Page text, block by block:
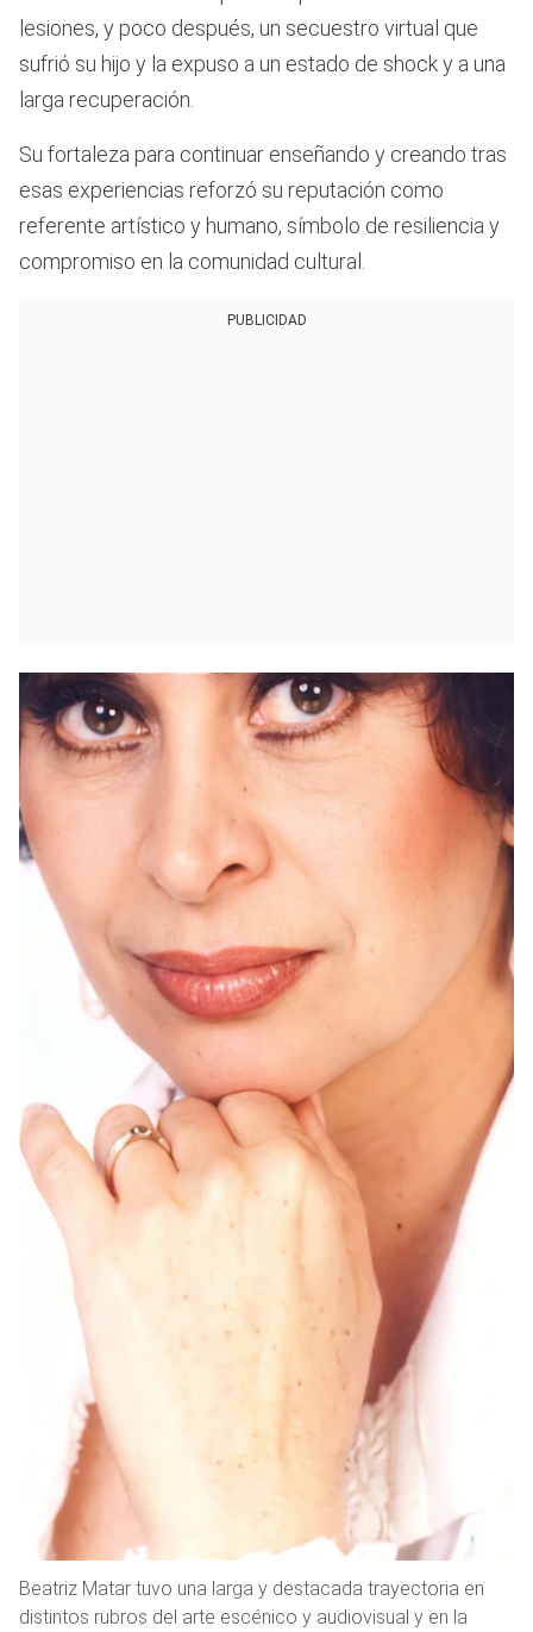
lesiones, y poco después, un secuestro virtual que
sufrió su hijo y la expuso a un estado de shock y a una
larga recuperación.
Su fortaleza para continuar enseñando y creando tras
esas experiencias reforzó su reputación como
referente artístico y humano, símbolo de resiliencia y
compromiso en la comunidad cultural.
PUBLICIDAD
Beatriz Matar tuvo una larga y destacada trayectoria en
distintos rubros del arte escénico y audiovisual y en la